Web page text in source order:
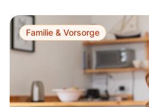
Familie & Vorsorge